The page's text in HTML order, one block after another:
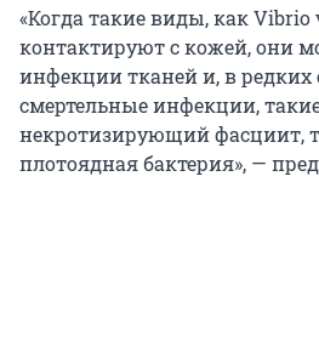
«Когда такие виды, как
контактируют с кожей, они
инфекции тканей и, в редких
смертельные инфекции,
некротизирующий фасциит,
плотоядная бактерия», —